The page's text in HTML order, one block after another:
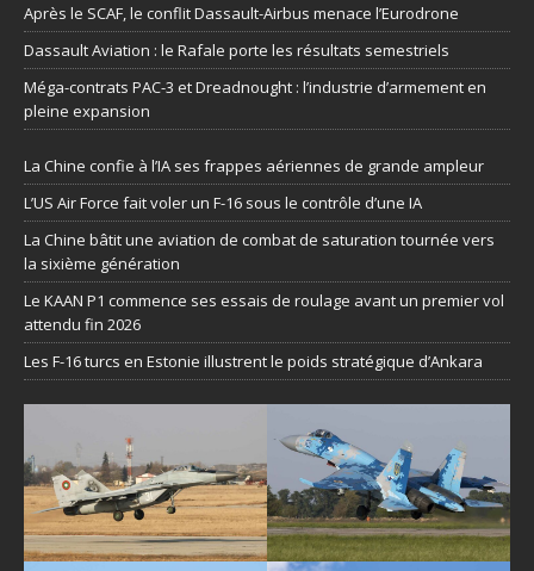
Après le SCAF, le conflit Dassault-Airbus menace l’Eurodrone
Dassault Aviation : le Rafale porte les résultats semestriels
Méga-contrats PAC-3 et Dreadnought : l’industrie d’armement en
pleine expansion
La Chine confie à l’IA ses frappes aériennes de grande ampleur
L’US Air Force fait voler un F-16 sous le contrôle d’une IA
La Chine bâtit une aviation de combat de saturation tournée vers
la sixième génération
Le KAAN P1 commence ses essais de roulage avant un premier vol
attendu fin 2026
Les F-16 turcs en Estonie illustrent le poids stratégique d’Ankara